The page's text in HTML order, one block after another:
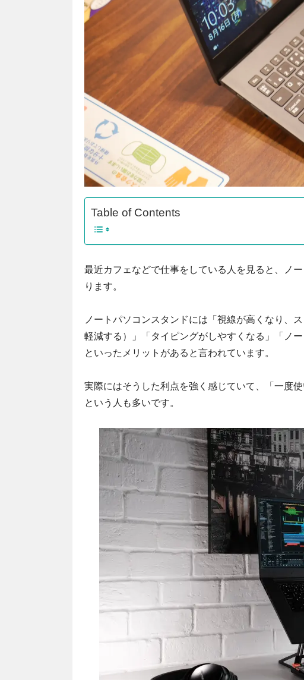
Table of Contents
最近カフェなどで仕事をしている人を見ると、ノ
ります。
ノートパソコンスタンドには「視線が高くなり、
軽減する）」「タイピングがしやすくなる」「ノ
といったメリットがあると言われています。
実際にはそうした利点を強く感じていて、「一度
という人も多いです。